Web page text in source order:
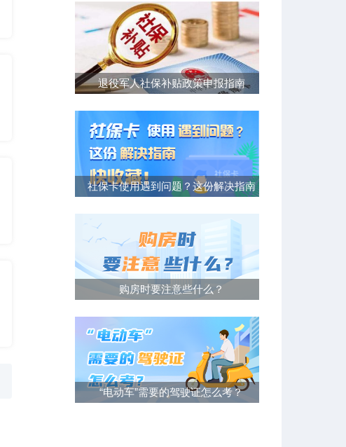
退役军人社保补贴政策申报指南
社保卡使用遇到问题？这份解决指南
购房时要注意些什么？
“电动车”需要的驾驶证怎么考？